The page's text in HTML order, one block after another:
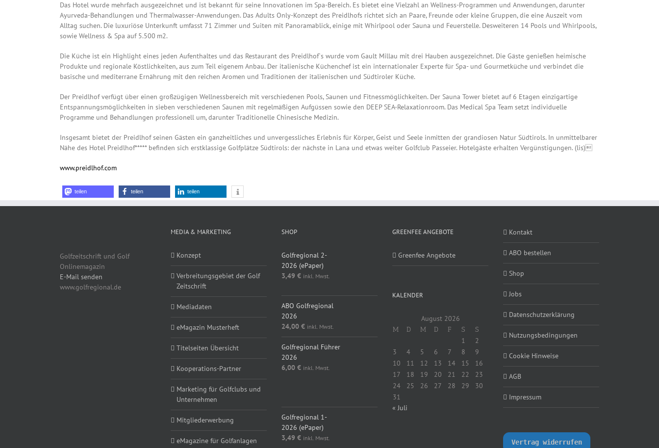
Das Hotel wurde mehrfach ausgezeichnet und ist bekannt für seine Innovationen im Spa-Bereich. Es bietet eine Vielzahl an Wellness-Programmen und Anwendungen, darunter
Ayurveda-Behandlungen und Thermalwasser-Anwendungen. Das Adults Only-Konzept des Preidlhofs richtet sich an Paare, Freunde oder kleine Gruppen, die eine Auszeit vom
Alltag suchen. Die luxuriöse Unterkunft umfasst 71 Zimmer und Suiten mit Panoramablick, einige mit Whirlpool oder Sauna und Feuerstelle. Desweiteren 14 Pools und Whirlpools,
sowie Wellness & Spa auf 5.500 m2.
Die Küche ist ein Highlight eines jeden Aufenthaltes und das Restaurant des Preidlhof`s wurde vom Gault Millau mit drei Hauben ausgezeichnet. Die Gäste genießen heimische
Produkte und regionale Köstlichkeiten, aus zum Teil eigenem Anbau. Der italienische Küchenchef ist ein internationaler Experte für Spa- und Gourmetküche und verbindet die
basische und mediterrane Ernährung mit den reichen Aromen und Traditionen der italienischen und Südtiroler Küche.
Der Preidlhof verfügt über einen großzügigen Wellnessbereich mit verschiedenen Pools, Saunen und Fitnessmöglichkeiten. Der Sauna Tower bietet auf 6 Etagen einzigartige
Entspannungsmöglichkeiten in sieben verschiedenen Saunen mit regelmäßigen Aufgüssen sowie den DEEP SEA-Relaxationroom. Das Medical Spa Team setzt individuelle
Programme und Behandlungen professionell um, darunter Traditionelle Chinesische Medizin.
Insgesamt bietet der Preidlhof seinen Gästen ein ganzheitliches und unvergessliches Erlebnis für Körper, Geist und Seele inmitten der grandiosen Natur Südtirols. In unmittelbarer
Nähe des Hotel Preidlhof***** befinden sich erstklassige Golfplätze Südtirols: der nächste in Lana und etwas weiter Golfclub Passeier. Hotelgäste erhalten Vergünstigungen. (lis)
www.preidlhof.com
teilen teilen teilen
Golfzeitschrift und Golf
Onlinemagazin
E-Mail senden
www.golfregional.de
MEDIA & MARKETING
Konzept
Verbreitungsgebiet der Golf
Zeitschrift
Mediadaten
eMagazin Musterheft
Titelseiten Übersicht
Kooperations-Partner
Marketing für Golfclubs und
Unternehmen
Mitgliederwerbung
eMagazine für Golfanlagen
SHOP
Golfregional 2-
2026 (ePaper)
3,49 € inkl. Mwst.
ABO Golfregional
2026
24,00 € inkl. Mwst.
Golfregional Führer
2026
6,00 € inkl. Mwst.
Golfregional 1-
2026 (ePaper)
3,49 € inkl. Mwst.
GREENFEE ANGEBOTE
Greenfee Angebote
KALENDER
August 2026
M D M D F S S
1
2
3
4 5 6 7 8
9
10
11 12 13 14 15
16
17
18 19 20 21 22
23
24
25 26 27 28 29
30
31
« Juli
Kontakt
ABO bestellen
Shop
Jobs
Datenschutzerklärung
Nutzungsbedingungen
Cookie Hinweise
AGB
Impressum
Vertrag widerrufen